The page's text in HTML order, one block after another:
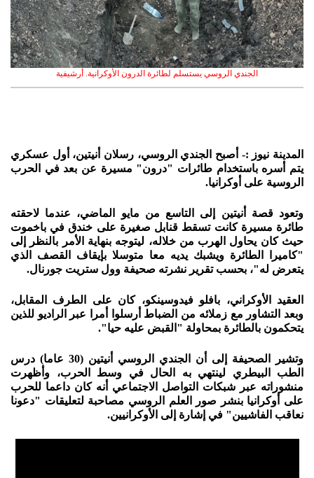
الجندي الروسي يستسلم لطائرة الدرون الأوكرانية. أرشيفية
المدينة نيوز :- أصبح الجندي الروسي، رسلان أنيتين، أول عسكري
يتم أسره باستخدام طائرات "درون" مسيرة عن بعد في الحرب
الروسية على أوكرانيا.
وتعود قصة أنيتين إلى التاسع من مايو الماضي، عندما لاحقته
طائرة مسيرة كانت تسقط قنابل صغيرة على خندق في باخموت
حيث كان يحاول الهرب من خلاله، ليتوجه بنهاية الأمر بالنظر إلى
"كاميرا الطائرة ويشبك يديه معا متوسلا بإيقاف القصف الذي
يتعرض له"، بحسب تقرير نشرته صحيفة وول ستريت جورنال.
العقيد الأوكراني، بافلو فيدوسينكو، كان على الطرف المقابل،
وبعد التشاور مع زملائه من الضباط أرسلوا أمرا عبر الراديو للذين
يتحكمون بالطائرة بمحاولة "القبض عليه حيا".
وتشير الصحيفة إلى أن الجندي الروسي أنيتين (30 عاما) درس
الطب البيطري لينتهي به الحال في وسط الحرب، وأظهرت
منشوراته عبر شبكات التواصل الاجتماعي أنه كان داعما للحرب
على أوكرانيا بنشر صور العلم الروسي مصاحبة لتعليقات "دعونا
نعاقب الفاشيين" في إشارة إلى الأوكرانيين.